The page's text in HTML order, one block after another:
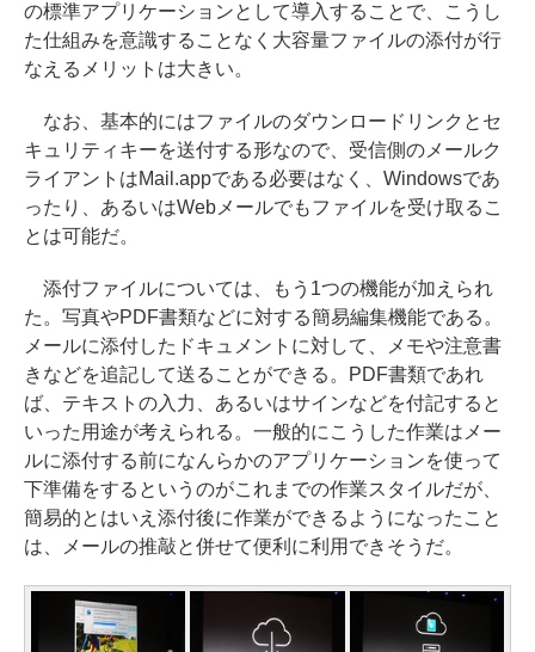
の標準アプリケーションとして導入することで、こうし
た仕組みを意識することなく大容量ファイルの添付が行
なえるメリットは大きい。
なお、基本的にはファイルのダウンロードリンクとセ
キュリティキーを送付する形なので、受信側のメールク
ライアントはMail.appである必要はなく、Windowsであ
ったり、あるいはWebメールでもファイルを受け取るこ
とは可能だ。
添付ファイルについては、もう1つの機能が加えられ
た。写真やPDF書類などに対する簡易編集機能である。
メールに添付したドキュメントに対して、メモや注意書
きなどを追記して送ることができる。PDF書類であれ
ば、テキストの入力、あるいはサインなどを付記すると
いった用途が考えられる。一般的にこうした作業はメー
ルに添付する前になんらかのアプリケーションを使って
下準備をするというのがこれまでの作業スタイルだが、
簡易的とはいえ添付後に作業ができるようになったこと
は、メールの推敲と併せて便利に利用できそうだ。